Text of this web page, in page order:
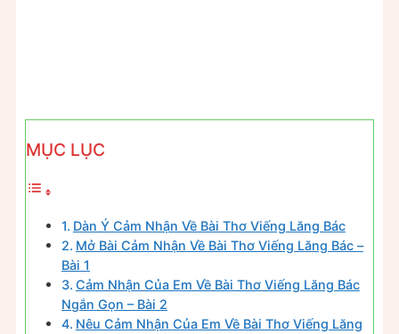
MỤC LỤC
Dàn Ý Cảm Nhận Về Bài Thơ Viếng Lăng Bác
Mở Bài Cảm Nhận Về Bài Thơ Viếng Lăng Bác –
Bài 1
Cảm Nhận Của Em Về Bài Thơ Viếng Lăng Bác
Ngắn Gọn – Bài 2
Nêu Cảm Nhận Của Em Về Bài Thơ Viếng Lăng